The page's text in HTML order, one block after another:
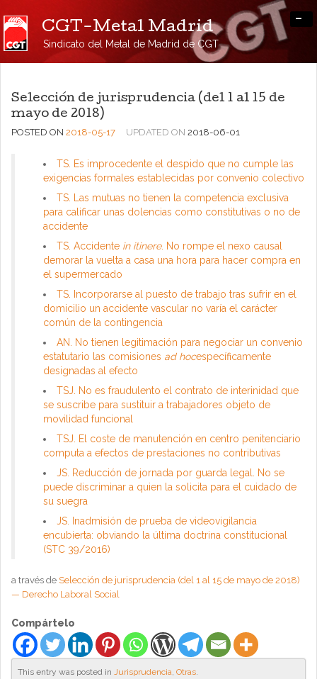
CGT-Metal Madrid
Sindicato del Metal de Madrid de CGT
-
Selección de jurisprudencia (del 1 al 15 de
mayo de 2018)
POSTED ON 2018-05-17 UPDATED ON 2018-06-01
TS. Es improcedente el despido que no cumple las
exigencias formales establecidas por convenio colectivo
TS. Las mutuas no tienen la competencia exclusiva
para calificar unas dolencias como constitutivas o no de
accidente
TS. Accidente in itinere. No rompe el nexo causal
demorar la vuelta a casa una hora para hacer compra en
el supermercado
TS. Incorporarse al puesto de trabajo tras sufrir en el
domicilio un accidente vascular no varía el carácter
común de la contingencia
AN. No tienen legitimación para negociar un convenio
estatutario las comisiones ad hocespecíficamente
designadas al efecto
TSJ. No es fraudulento el contrato de interinidad que
se suscribe para sustituir a trabajadores objeto de
movilidad funcional
TSJ. El coste de manutención en centro penitenciario
computa a efectos de prestaciones no contributivas
JS. Reducción de jornada por guarda legal. No se
puede discriminar a quien la solicita para el cuidado de
su suegra
JS. Inadmisión de prueba de videovigilancia
encubierta: obviando la última doctrina constitucional
(STC 39/2016)
a través de Selección de jurisprudencia (del 1 al 15 de mayo de 2018)
— Derecho Laboral Social
Compártelo
This entry was posted in Jurisprudencia, Otras.